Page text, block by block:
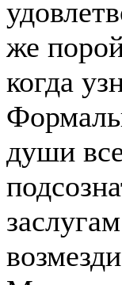
же
когда
души